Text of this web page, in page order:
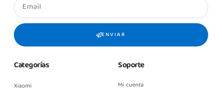
ENVIAR
Categorías Soporte
Mi cuenta